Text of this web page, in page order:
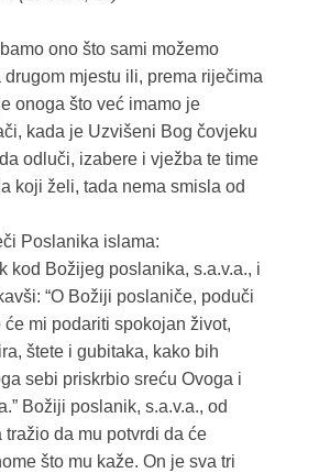
ono što sami možemo
drugom mjestu ili, prema riječima
onoga što već imamo je
kada je Uzvišeni Bog čovjeku
odluči, izabere i vježba te time
koji želi, tada nema smisla od
Poslanika islama:
kod Božijeg poslanika, s.a.v.a., i
“O Božiji poslaniče, poduči
će mi podariti spokojan život,
štete i gubitaka, kako bih
sebi priskrbio sreću Ovoga i
Božiji poslanik, s.a.v.a., od
tražio da mu potvrdi da će
što mu kaže. On je sva tri